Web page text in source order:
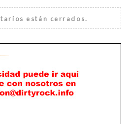
están cerrados.